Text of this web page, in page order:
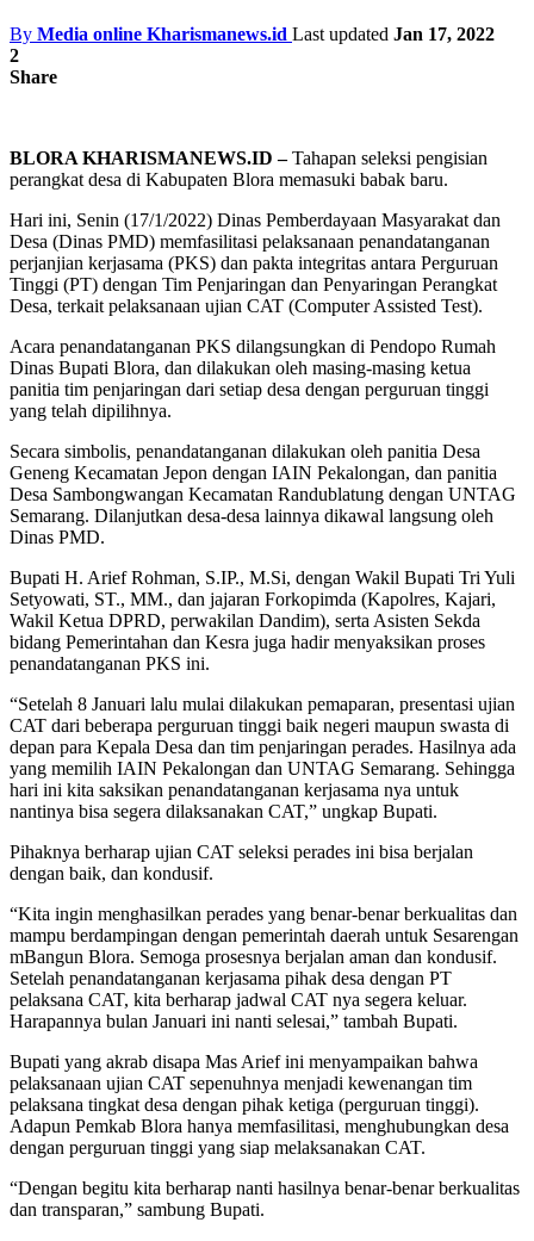
By Media online Kharismanews.id Last updated Jan 17, 2022
2
Share
BLORA KHARISMANEWS.ID –Tahapan seleksi pengisian
perangkat desa di Kabupaten Blora memasuki babak baru.
Hari ini, Senin (17/1/2022) Dinas Pemberdayaan Masyarakat dan
Desa (Dinas PMD) memfasilitasi pelaksanaan penandatanganan
perjanjian kerjasama (PKS) dan pakta integritas antara Perguruan
Tinggi (PT) dengan Tim Penjaringan dan Penyaringan Perangkat
Desa, terkait pelaksanaan ujian CAT (Computer Assisted Test).
Acara penandatanganan PKS dilangsungkan di Pendopo Rumah
Dinas Bupati Blora, dan dilakukan oleh masing-masing ketua
panitia tim penjaringan dari setiap desa dengan perguruan tinggi
yang telah dipilihnya.
Secara simbolis, penandatanganan dilakukan oleh panitia Desa
Geneng Kecamatan Jepon dengan IAIN Pekalongan, dan panitia
Desa Sambongwangan Kecamatan Randublatung dengan UNTAG
Semarang. Dilanjutkan desa-desa lainnya dikawal langsung oleh
Dinas PMD.
Bupati H. Arief Rohman, S.IP., M.Si, dengan Wakil Bupati Tri Yuli
Setyowati, ST., MM., dan jajaran Forkopimda (Kapolres, Kajari,
Wakil Ketua DPRD, perwakilan Dandim), serta Asisten Sekda
bidang Pemerintahan dan Kesra juga hadir menyaksikan proses
penandatanganan PKS ini.
“Setelah 8 Januari lalu mulai dilakukan pemaparan, presentasi ujian
CAT dari beberapa perguruan tinggi baik negeri maupun swasta di
depan para Kepala Desa dan tim penjaringan perades. Hasilnya ada
yang memilih IAIN Pekalongan dan UNTAG Semarang. Sehingga
hari ini kita saksikan penandatanganan kerjasama nya untuk
nantinya bisa segera dilaksanakan CAT,” ungkap Bupati.
Pihaknya berharap ujian CAT seleksi perades ini bisa berjalan
dengan baik, dan kondusif.
“Kita ingin menghasilkan perades yang benar-benar berkualitas dan
mampu berdampingan dengan pemerintah daerah untuk Sesarengan
mBangun Blora. Semoga prosesnya berjalan aman dan kondusif.
Setelah penandatanganan kerjasama pihak desa dengan PT
pelaksana CAT, kita berharap jadwal CAT nya segera keluar.
Harapannya bulan Januari ini nanti selesai,” tambah Bupati.
Bupati yang akrab disapa Mas Arief ini menyampaikan bahwa
pelaksanaan ujian CAT sepenuhnya menjadi kewenangan tim
pelaksana tingkat desa dengan pihak ketiga (perguruan tinggi).
Adapun Pemkab Blora hanya memfasilitasi, menghubungkan desa
dengan perguruan tinggi yang siap melaksanakan CAT.
“Dengan begitu kita berharap nanti hasilnya benar-benar berkualitas
dan transparan,” sambung Bupati.